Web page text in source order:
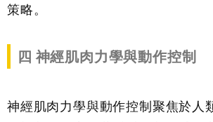
策略。
四 神經肌肉力學與動作控制
神經肌肉力學與動作控制聚焦於人